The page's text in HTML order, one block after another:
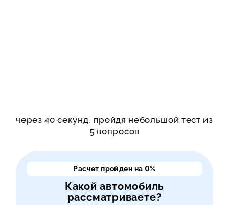
через 40 секунд, пройдя небольшой тест из
5 вопросов
Расчет пройден на 0%
Какой автомобиль
рассматриваете?